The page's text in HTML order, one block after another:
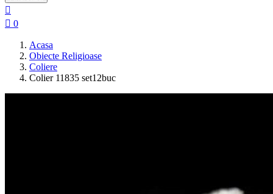

 0
Acasa
Obiecte Religioase
Coliere
Colier 11835 set12buc